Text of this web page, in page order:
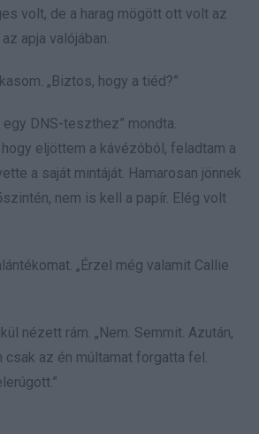
volt, de a harag mögött ott volt az
apja valójában.
„Biztos, hogy a tiéd?”
egy DNS-teszthez” mondta.
eljöttem a kávézóból, feladtam a
a saját mintáját. Hamarosan jönnek
nem is kell a papír. Elég volt
„Érzel még valamit Callie
nézett rám. „Nem. Semmit. Azután,
az én múltamat forgatta fel.